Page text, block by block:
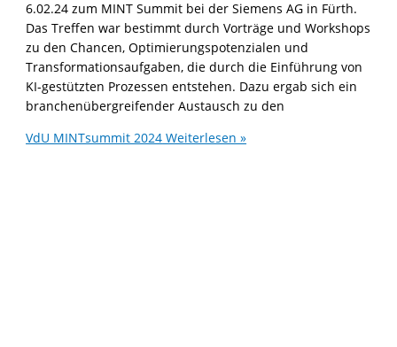
6.02.24 zum MINT Summit bei der Siemens AG in Fürth.
Das Treffen war bestimmt durch Vorträge und Workshops
zu den Chancen, Optimierungspotenzialen und
Transformationsaufgaben, die durch die Einführung von
KI-gestützten Prozessen entstehen. Dazu ergab sich ein
branchenübergreifender Austausch zu den
VdU MINTsummit 2024 Weiterlesen »